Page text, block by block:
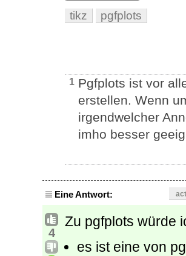
tikz pgfplots
1 Pgfplots ist vor
erstellen. Wenn
irgendwelcher
imho besser
Eine Antwort:
4
Zu pgfplots würde
es ist eine von